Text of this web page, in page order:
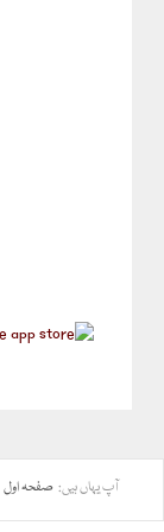
آپ یہاں ہیں: صفحہ اول